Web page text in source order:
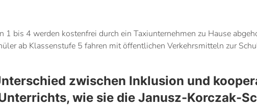
1 bis 4 werden kostenfrei durch ein Taxiunternehmen zu Hause
ab Klassenstufe 5 fahren mit öffentlichen Verkehrsmitteln zur
zwischen Inklusion und
wie sie die Janusz-Korczak-